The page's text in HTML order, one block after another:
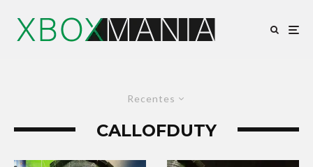
Recentes
CALLOFDUTY